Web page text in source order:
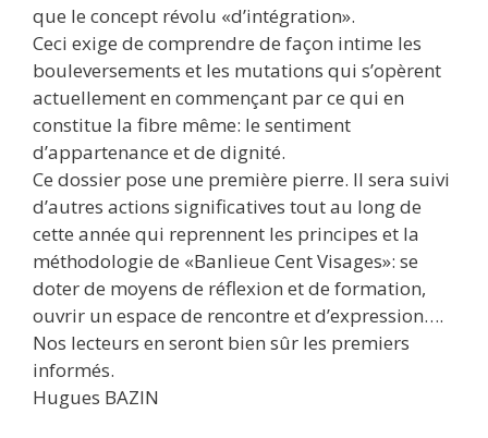
que le concept révolu «d’intégration».
Ceci exige de comprendre de façon intime les
bouleversements et les mutations qui s’opèrent
actuellement en commençant par ce qui en
constitue la fibre même: le sentiment
d’appartenance et de dignité.
Ce dossier pose une première pierre. Il sera suivi
d’autres actions significatives tout au long de
cette année qui reprennent les principes et la
méthodologie de «Banlieue Cent Visages»: se
doter de moyens de réflexion et de formation,
ouvrir un espace de rencontre et d’expression….
Nos lecteurs en seront bien sûr les premiers
informés.
Hugues BAZIN